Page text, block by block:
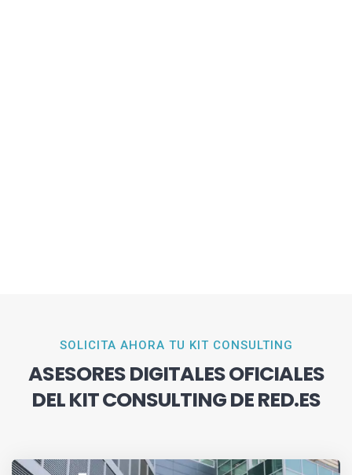
SOLICITA AHORA TU KIT CONSULTING
ASESORES DIGITALES OFICIALES
DEL KIT CONSULTING DE RED.ES